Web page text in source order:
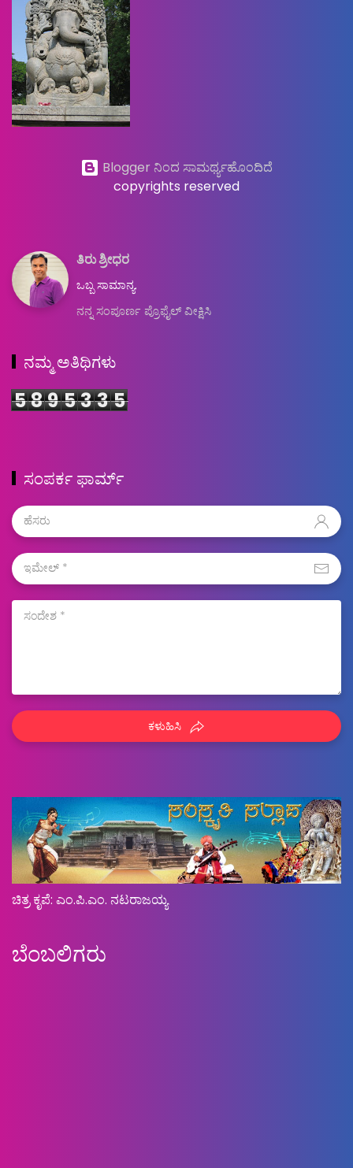
Blogger ನಿಂದ ಸಾಮರ್ಥ್ಯಹೊಂದಿದೆ
copyrights reserved
ತಿರು ಶ್ರೀಧರ
ಒಬ್ಬ ಸಾಮಾನ್ಯ.
ನನ್ನ ಸಂಪೂರ್ಣ ಪ್ರೊಫೈಲ್ ವೀಕ್ಷಿಸಿ
ನಮ್ಮ ಅತಿಥಿಗಳು
58953 35
ಸಂಪರ್ಕ ಫಾರ್ಮ್
ಕಳುಹಿಸಿ
ಚಿತ್ರ ಕೃಪೆ: ಎಂ.ಪಿ.ಎಂ. ನಟರಾಜಯ್ಯ
ಬೆಂಬಲಿಗರು